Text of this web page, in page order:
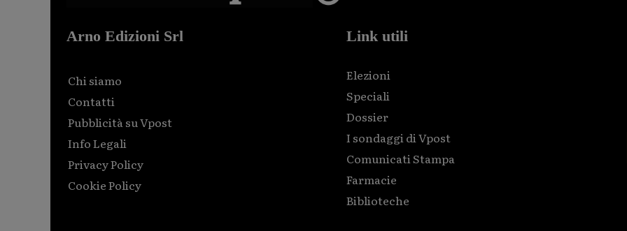
Arno Edizioni Srl
Chi siamo
Contatti
Pubblicità su Vpost
Info Legali
Privacy Policy
Cookie Policy
Link utili
Elezioni
Speciali
Dossier
I sondaggi di Vpost
Comunicati Stampa
Farmacie
Biblioteche